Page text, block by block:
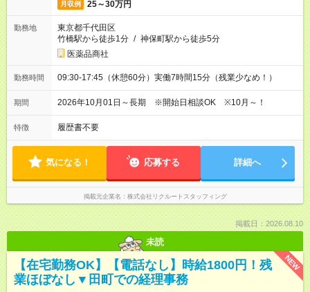
月収例 25～30万円
勤務地
東京都千代田区
竹橋駅から徒歩1分 / 神保町駅から徒歩5分
医薬品商社
勤務時間 09:30-17:45（休憩60分）実働7時間15分（残業少なめ！）
期間 2026年10月01日～長期 ※開始日相談OK ※10月～！
特徴 履歴書不要
気になる！ 応募する 詳細へ
掲載元企業名 株式会社リクルートスタッフィング
掲載日：2026.08.10
未読
NEW
【在宅勤務OK】【電話なし】時給1800円！残
業ほぼなし▼田町での経理事務